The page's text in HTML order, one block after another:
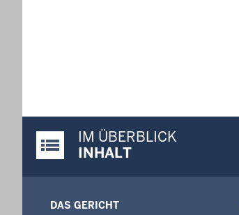
Justiz-Portal im Überblick:
IM ÜBERBLICK
INHALT
DAS GERICHT